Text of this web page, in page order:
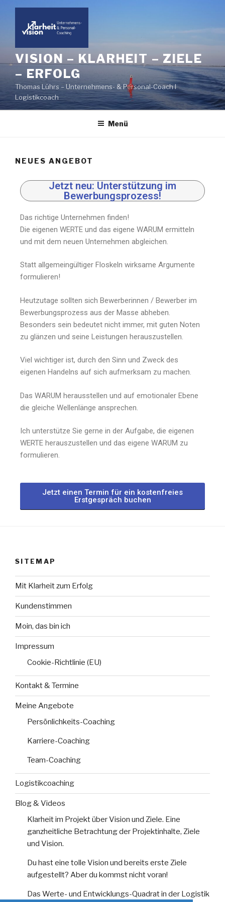
VISION – KLARHEIT – ZIELE
– ERFOLG
Thomas Lührs – Unternehmens- & Personal-Coach I
Logistikcoach
Menü
NEUES ANGEBOT
Jetzt neu: Unterstützung im
Bewerbungsprozess!
Das richtige Unternehmen finden!
Die eigenen WERTE und das eigene WARUM ermitteln
und mit dem neuen Unternehmen abgleichen.
Statt allgemeingültiger Floskeln wirksame Argumente
formulieren!
Heutzutage sollten sich Bewerberinnen / Bewerber im
Bewerbungsprozess aus der Masse abheben.
Besonders sein bedeutet nicht immer, mit guten Noten
zu glänzen und seine Leistungen herauszustellen.
Viel wichtiger ist, durch den Sinn und Zweck des
eigenen Handelns auf sich aufmerksam zu machen.
Das WARUM herausstellen und auf emotionaler Ebene
die gleiche Wellenlänge ansprechen.
Ich unterstütze Sie gerne in der Aufgabe, die eigenen
WERTE herauszustellen und das eigene WARUM zu
formulieren.
Jetzt einen Termin für ein kostenfreies
Erstgespräch buchen
SITEMAP
Mit Klarheit zum Erfolg
Kundenstimmen
Moin, das bin ich
Impressum
Cookie-Richtlinie (EU)
Kontakt & Termine
Meine Angebote
Persönlichkeits-Coaching
Karriere-Coaching
Team-Coaching
Logistikcoaching
Blog & Videos
Klarheit im Projekt über Vision und Ziele. Eine
ganzheitliche Betrachtung der Projektinhalte, Ziele
und Vision.
Du hast eine tolle Vision und bereits erste Ziele
aufgestellt? Aber du kommst nicht voran!
Das Werte- und Entwicklungs-Quadrat in der Logistik